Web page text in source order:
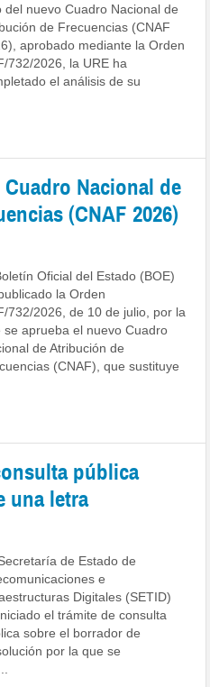
del nuevo Cuadro Nacional de
de Frecuencias (CNAF
aprobado mediante la Orden
732/2026, la URE ha
el análisis de su
Nacional de
(CNAF 2026)
Oficial del Estado (BOE)
la Orden
732/2026, de 10 de julio, por la
se aprueba el nuevo Cuadro
de Atribución de
(CNAF), que sustituye
pública
una letra
de Estado de
e
Digitales (SETID)
el trámite de consulta
sobre el borrador de
por la que se